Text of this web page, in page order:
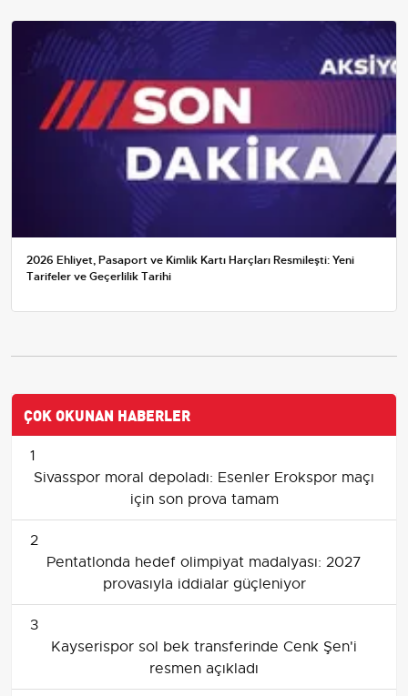
2026 Ehliyet, Pasaport ve Kimlik Kartı Harçları Resmileşti: Yeni
Tarifeler ve Geçerlilik Tarihi
ÇOK OKUNAN HABERLER
1
Sivasspor moral depoladı: Esenler Erokspor maçı
için son prova tamam
2
Pentatlonda hedef olimpiyat madalyası: 2027
provasıyla iddialar güçleniyor
3
Kayserispor sol bek transferinde Cenk Şen'i
resmen açıkladı